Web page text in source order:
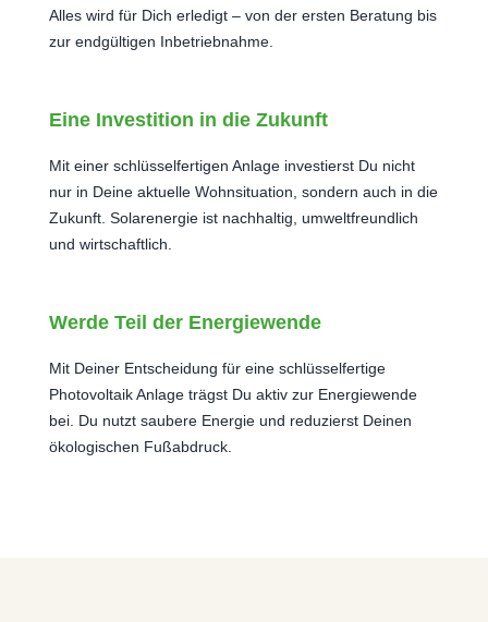
Alles wird für Dich erledigt – von der ersten Beratung bis
zur endgültigen Inbetriebnahme.
Eine Investition in die Zukunft
Mit einer schlüsselfertigen Anlage investierst Du nicht
nur in Deine aktuelle Wohnsituation, sondern auch in die
Zukunft. Solarenergie ist nachhaltig, umweltfreundlich
und wirtschaftlich.
Werde Teil der Energiewende
Mit Deiner Entscheidung für eine schlüsselfertige
Photovoltaik Anlage trägst Du aktiv zur Energiewende
bei. Du nutzt saubere Energie und reduzierst Deinen
ökologischen Fußabdruck.